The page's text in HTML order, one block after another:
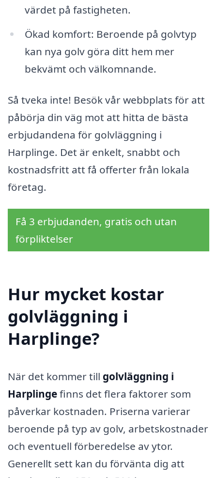
värdet på fastigheten.
Ökad komfort: Beroende på golvtyp
kan nya golv göra ditt hem mer
bekvämt och välkomnande.
Så tveka inte! Besök vår webbplats för att
påbörja din väg mot att hitta de bästa
erbjudandena för golvläggning i
Harplinge. Det är enkelt, snabbt och
kostnadsfritt att få offerter från lokala
företag.
Få 3 erbjudanden, gratis och utan
förpliktelser
Hur mycket kostar
golvläggning i
Harplinge?
När det kommer till golvläggning i
Harplingefinns det flera faktorer som
påverkar kostnaden. Priserna varierar
beroende på typ av golv, arbetskostnader
och eventuell förberedelse av ytor.
Generellt sett kan du förvänta dig att